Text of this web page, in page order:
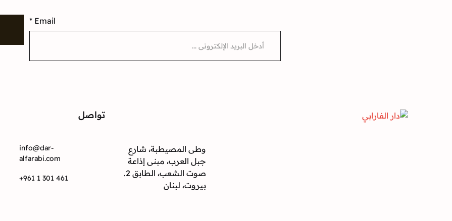
Email
*
وطى المصيطبة، شارع
جبل العرب، مبنى إذاعة
صوت الشعب، الطابق 2.
بيروت، لبنان
تواصل
info@dar-
alfarabi.com
+961 1 301 461